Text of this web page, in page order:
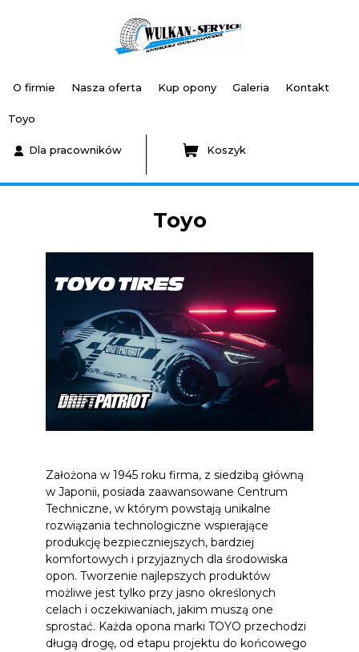
O firmie Nasza oferta Kup opony Galeria Kontakt
Toyo
Dla pracowników Koszyk
Toyo
Założona w 1945 roku firma, z siedzibą główną
w Japonii, posiada zaawansowane Centrum
Techniczne, w którym powstają unikalne
rozwiązania technologiczne wspierające
produkcję bezpieczniejszych, bardziej
komfortowych i przyjaznych dla środowiska
opon. Tworzenie najlepszych produktów
możliwe jest tylko przy jasno określonych
celach i oczekiwaniach, jakim muszą one
sprostać. Każda opona marki TOYO przechodzi
długą drogę, od etapu projektu do końcowego